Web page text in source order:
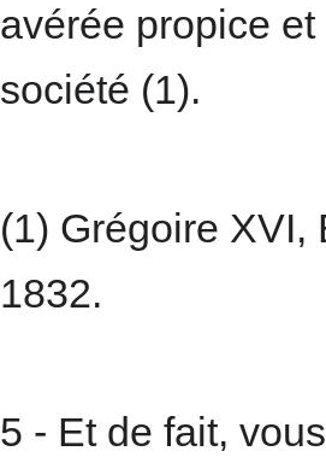
avérée propice
société (1).
(1) Grégoire XVI,
1832.
5 - Et de fait,